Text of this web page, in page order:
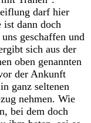
darf hier
ist dann doch
geschaffen und
sich aus der
oben genannten
der Ankunft
ganz seltenen
nehmen. Wie
bei dem doch